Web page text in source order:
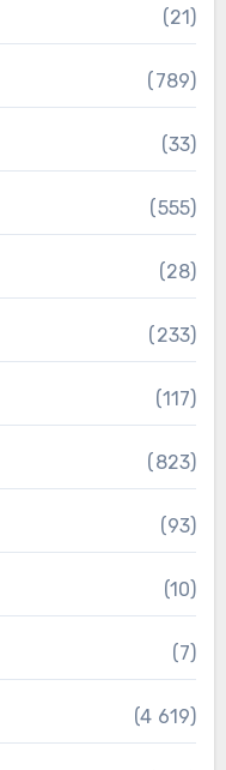
(21)
(789)
(33)
(555)
(28)
(233)
(117)
(823)
(93)
(10)
(7)
(4 619)